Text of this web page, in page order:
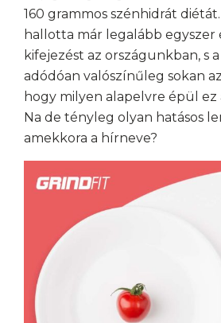
160 grammos szénhidrát
hallotta már legalább egyszer
kifejezést az országunkban, s
adódóan valószínűleg sokan
hogy milyen alapelvre épül ez
Na de tényleg olyan hatásos
amekkora a hírneve?